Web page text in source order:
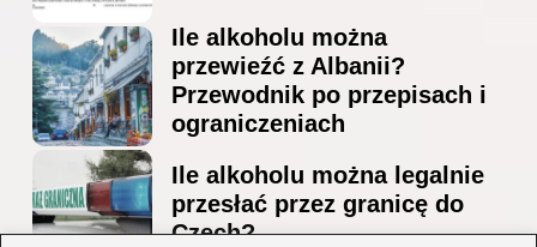
Ile alkoholu można
przewieźć z Albanii?
Przewodnik po przepisach i
ograniczeniach
Ile alkoholu można legalnie
przesłać przez granicę do
Czech?